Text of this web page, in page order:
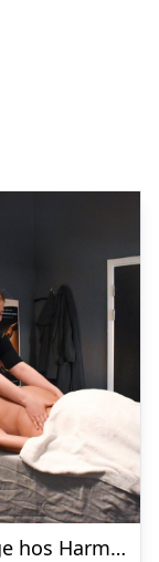
Massage hos Harmonie Spa